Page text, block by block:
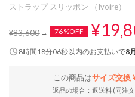
ストラップ スリッポン （Ivoire）
¥83,600 76%OFF
8時間18分05秒以内のお支払いで8
この商品はサイズ交換
返品の場合：返送料 (同注